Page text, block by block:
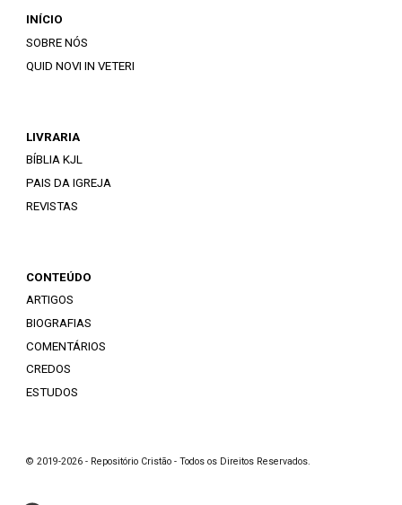
INÍCIO
SOBRE NÓS
QUID NOVI IN VETERI
LIVRARIA
BÍBLIA KJL
PAIS DA IGREJA
REVISTAS
CONTEÚDO
ARTIGOS
BIOGRAFIAS
COMENTÁRIOS
CREDOS
ESTUDOS
© 2019-2026 - Repositório Cristão - Todos os Direitos Reservados.